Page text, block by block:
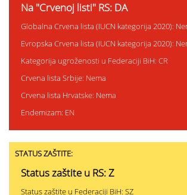
Na "Crvenoj listi" RS: DA
Globalna Crvena lista (IUCN kategorija 2020):
Evropska Crvena lista (IUCN kategorija 2020):
Kategorija ugroženosti u Federaciji BiH: CR
Crvena lista Srbije: Nema
Crvena lista Hrvatske: Nema
Endemizam: EN
STATUS ZAŠTITE:
Status zaštite u RS: Z
Status zaštite u Federaciji BiH: SZ